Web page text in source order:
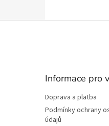
Informace pro
Doprava a platba
Podmínky ochrany
údajů